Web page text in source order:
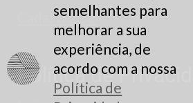
Cadastre-se
Política de
semelhantes para
melhorar a sua
experiência, de
acordo com a nossa
Política de